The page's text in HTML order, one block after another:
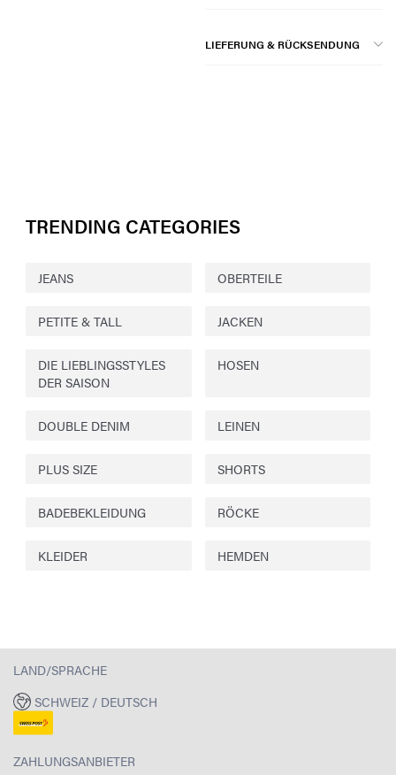
LIEFERUNG & RÜCKSENDUNG
TRENDING CATEGORIES
JEANS OBERTEILE
PETITE & TALL JACKEN
DIE LIEBLINGSSTYLES
DER SAISON
HOSEN
DOUBLE DENIM LEINEN
PLUS SIZE SHORTS
BADEBEKLEIDUNG RÖCKE
KLEIDER HEMDEN
LAND/SPRACHE
SCHWEIZ / DEUTSCH
ZAHLUNGSANBIETER